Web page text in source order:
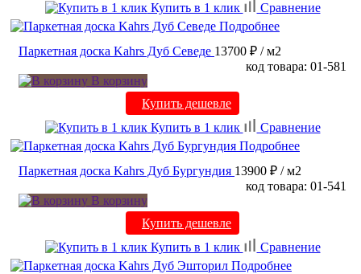
Купить в 1 клик
Сравнение
Подробнее
Паркетная доска Kahrs Дуб Севеде 13700 ₽ / м2
код товара: 01-581
В корзину
Купить дешевле
Купить в 1 клик
Сравнение
Подробнее
Паркетная доска Kahrs Дуб Бургундия 13900 ₽ / м2
код товара: 01-541
В корзину
Купить дешевле
Купить в 1 клик
Сравнение
Подробнее